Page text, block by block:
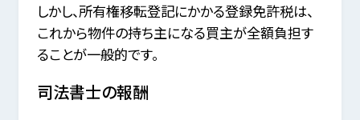
しかし、所有権移転登記にかかる登録免許税は、
これから物件の持ち主になる買主が全額負担す
ることが一般的です。
司法書士の報酬